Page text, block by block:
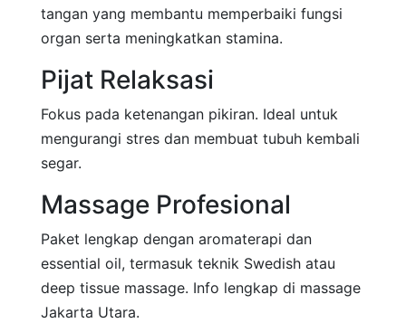
tangan yang membantu memperbaiki fungsi
organ serta meningkatkan stamina.
Pijat Relaksasi
Fokus pada ketenangan pikiran. Ideal untuk
mengurangi stres dan membuat tubuh kembali
segar.
Massage Profesional
Paket lengkap dengan aromaterapi dan
essential oil, termasuk teknik Swedish atau
deep tissue massage. Info lengkap di massage
Jakarta Utara.